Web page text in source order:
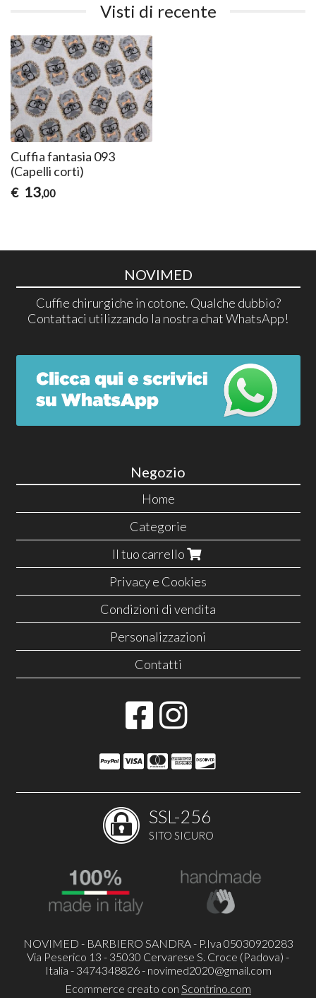
Visti di recente
Cuffia fantasia 093
(Capelli corti)
€ 13,00
NOVIMED
Cuffie chirurgiche in cotone. Qualche dubbio?
Contattaci utilizzando la nostra chat WhatsApp!
Negozio
Home
Categorie
Il tuo carrello
Privacy e Cookies
Condizioni di vendita
Personalizzazioni
Contatti
SSL-256
SITO SICURO
NOVIMED - BARBIERO SANDRA - P.Iva 05030920283
Via Peserico 13 - 35030 Cervarese S. Croce (Padova) -
Italia - 3474348826 - novimed2020@gmail.com
Ecommerce creato con Scontrino.com